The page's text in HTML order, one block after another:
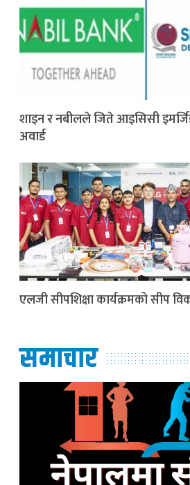
शाइन र नबीलले जिते आइसिसी
अवार्ड
एलजी सीपशिक्षा कार्यक्रमको सीप
समाचार